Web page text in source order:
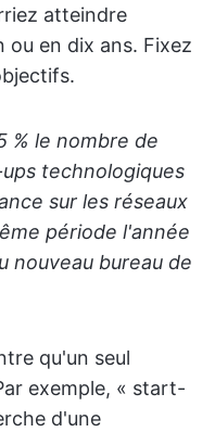
atteindre
ou en dix ans. Fixez
% le nombre de
technologiques
sur les réseaux
période l'année
nouveau bureau de
qu'un seul
exemple, « start-
d'une